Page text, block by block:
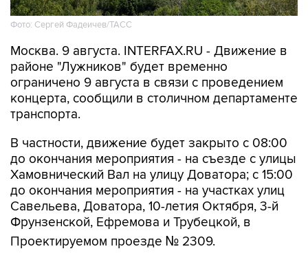
Фото: Сергей Фадеичев/ТАСС
Москва. 9 августа. INTERFAX.RU - Движение в
районе "Лужников" будет временно
ограничено 9 августа в связи с проведением
концерта, сообщили в столичном департаменте
транспорта.
В частности, движение будет закрыто с 08:00
до окончания мероприятия - на съезде с улицы
Хамовнический Вал на улицу Доватора; с 15:00
до окончания мероприятия - на участках улиц
Савельева, Доватора, 10-летия Октября, 3-й
Фрунзенской, Ефремова и Трубецкой, в
Проектируемом проезде № 2309.